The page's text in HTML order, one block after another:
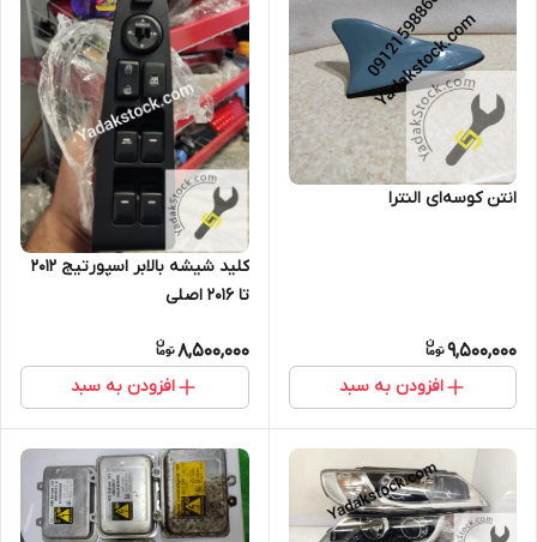
انتن کوسه‌ای النترا
9,500,000
افزودن به سبد
کلید شیشه بالابر اسپورتیج 2012
تا 2016 اصلی
8,500,000
افزودن به سبد